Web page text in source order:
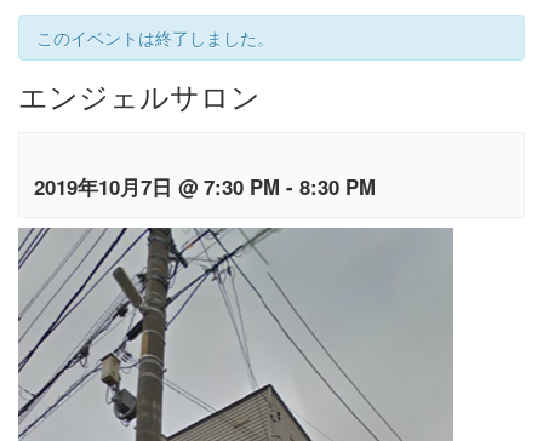
このイベントは終了しました。
エンジェルサロン
2019年10月7日 @ 7:30 PM - 8:30 PM